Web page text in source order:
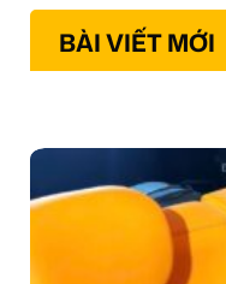
BÀI VIẾT MỚI